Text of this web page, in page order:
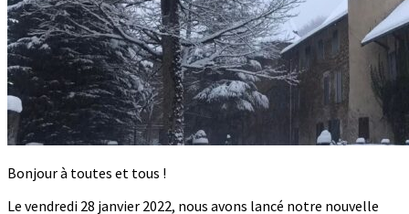
Bonjour à toutes et tous !
Le vendredi 28 janvier 2022, nous avons lancé notre nouvelle